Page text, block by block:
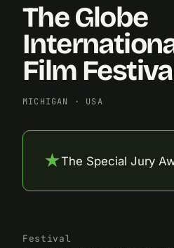
The Globe
Film
MICHIGAN · USA
★The Special Jury
Festival